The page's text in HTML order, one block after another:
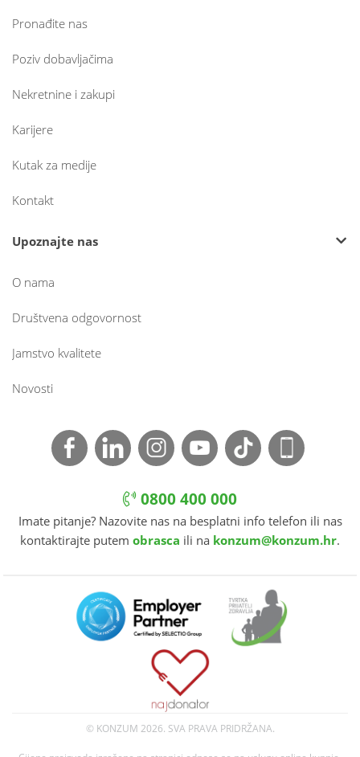
Pronađite nas
Poziv dobavljačima
Nekretnine i zakupi
Karijere
Kutak za medije
Kontakt
Upoznajte nas
O nama
Društvena odgovornost
Jamstvo kvalitete
Novosti
0800 400 000
Imate pitanje? Nazovite nas na besplatni info telefon ili nas
kontaktirajte putem obrasca ili na konzum@konzum.hr.
© KONZUM 2026. SVA PRAVA PRIDRŽANA.